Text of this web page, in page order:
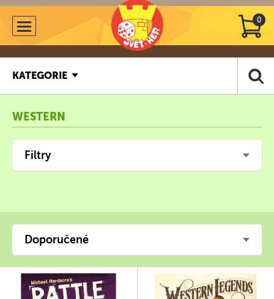
0
KATEGORIE
WESTERN
Filtry
Doporučené